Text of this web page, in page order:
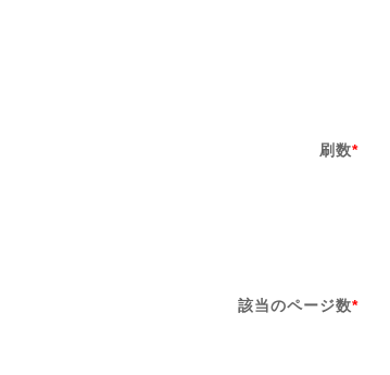
刷数*
該当のページ数*